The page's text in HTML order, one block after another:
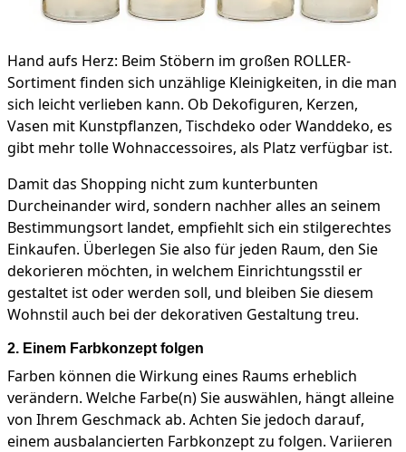
Hand aufs Herz: Beim Stöbern im großen ROLLER-
Sortiment finden sich unzählige Kleinigkeiten, in die man
sich leicht verlieben kann. Ob Dekofiguren, Kerzen,
Vasen mit Kunstpflanzen, Tischdeko oder Wanddeko, es
gibt mehr tolle Wohnaccessoires, als Platz verfügbar ist.
Damit das Shopping nicht zum kunterbunten
Durcheinander wird, sondern nachher alles an seinem
Bestimmungsort landet, empfiehlt sich ein stilgerechtes
Einkaufen. Überlegen Sie also für jeden Raum, den Sie
dekorieren möchten, in welchem Einrichtungsstil er
gestaltet ist oder werden soll, und bleiben Sie diesem
Wohnstil auch bei der dekorativen Gestaltung treu.
2. Einem Farbkonzept folgen
Farben können die Wirkung eines Raums erheblich
verändern. Welche Farbe(n) Sie auswählen, hängt alleine
von Ihrem Geschmack ab. Achten Sie jedoch darauf,
einem ausbalancierten Farbkonzept zu folgen. Variieren